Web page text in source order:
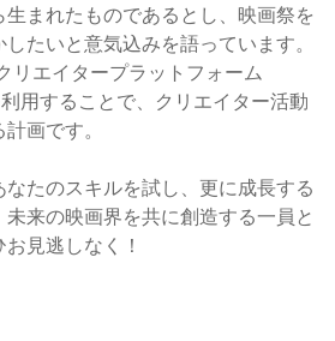
生まれたものであるとし、映画祭を
たいと意気込みを語っています。
リエイタープラットフォーム
利用することで、クリエイター活動
画です。
たのスキルを試し、更に成長する
来の映画界を共に創造する一員と
見逃しなく！